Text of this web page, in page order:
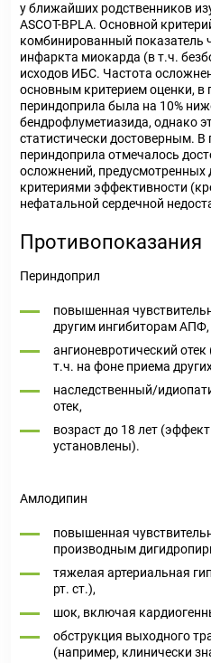
у ближайших родственников
ASCOT-BPLA. Основной
комбинированный показатель
инфаркта миокарда (в т.ч.
исходов ИБС. Частота
основным критерием оценки, в
периндоприла была на 10%
бендрофлуметиазида, однако
статистически достоверным.
периндоприла отмечалось
осложнений,
критериями эффективности
нефатальной сердечной
Противопоказания
Периндоприл
повышенная
другим ингибиторам АПФ,
ангионевротический
т.ч. на фоне приема
наследственный/
отек,
возраст до 18 лет
установлены).
Амлодипин
повышенная
производным
тяжелая артериальная
рт. ст.),
шок, включая
обструкция выходного
(например, клинически